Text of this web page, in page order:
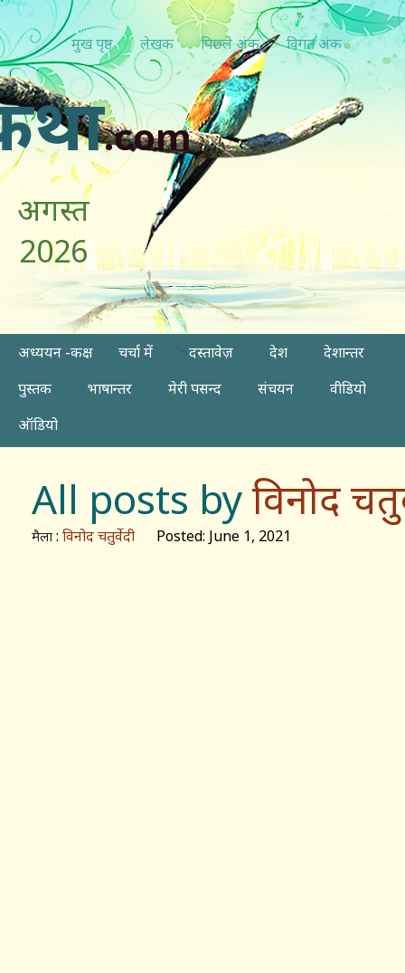
मुख पृष्ठ लेखक पिछ्ले अंक विगत अंक
.com
अगस्त
2026
अध्ययन -कक्ष चर्चा में दस्तावेज़ देश
देशान्तर
पुस्तक
भाषान्तर मेरी पसन्द संचयन
वीडियो
ऑडियो
All posts byविनोद
मैला : विनोद चतुर्वेदी Posted: June 1, 2021